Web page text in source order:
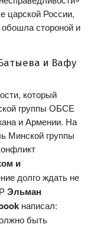
царской России,
стороной и
и Вафу
который
группы ОБСЕ
и Армении. На
Минской группы
и
долго ждать не
Эльман
написал:
быть